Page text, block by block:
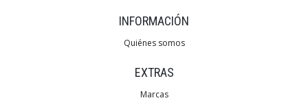
INFORMACIÓN
Quiénes somos
EXTRAS
Marcas